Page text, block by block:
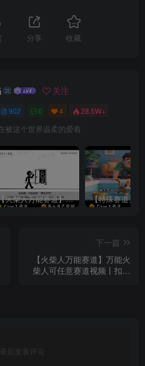
分享 收藏
关注
902 0 4 28.5W+
被这个世界温柔的爱着
【火柴人万能赛道】火柴人心理学智能文案视频丨扣子工作流智能体搭建coze工作流
下一篇
【火柴人万能赛道】万能火
柴人可任意赛道视频丨扣子
后发表评论